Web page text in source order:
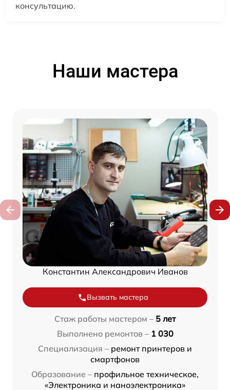
консультацию.
Наши мастера
Константин Александрович Иванов
Вызвать мастера
Стаж работы мастером – 5 лет
Выполнено ремонтов – 1 030
Специализация – ремонт принтеров и
смартфонов
Образование – профильное техническое,
«Электроника и наноэлектроника»